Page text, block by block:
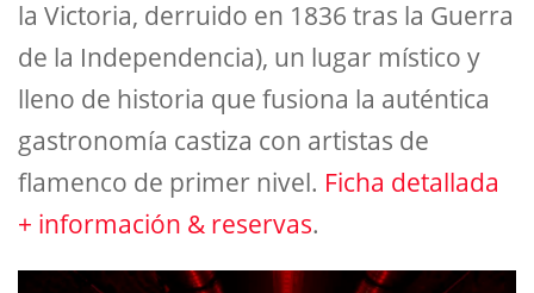
la Victoria, derruido en 1836 tras la Guerra
de la Independencia), un lugar místico y
lleno de historia que fusiona la auténtica
gastronomía castiza con artistas de
flamenco de primer nivel. Ficha detallada
+ información & reservas.